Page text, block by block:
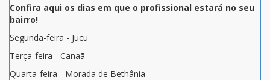
Confira aqui os dias em que o profissional estará no seu
bairro!
Segunda-feira - Jucu
Terça-feira - Canaã
Quarta-feira - Morada de Bethânia